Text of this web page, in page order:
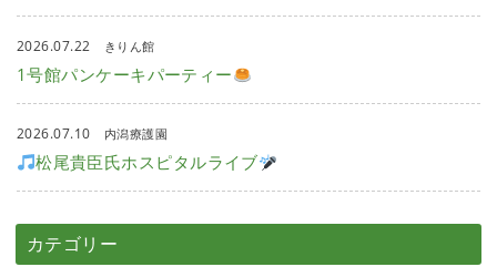
2026.07.22 きりん館
1号館パンケーキパーティー
2026.07.10 内潟療護園
松尾貴臣氏ホスピタルライブ
カテゴリー